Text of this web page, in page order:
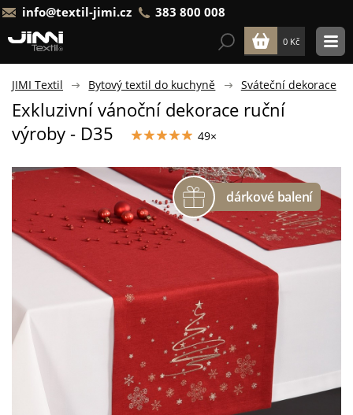
info@textil-jimi.cz 383 800 008
0 Kč
JIMI Textil Bytový textil do kuchyně Sváteční dekorace
Exkluzivní vánoční dekorace ruční
výroby - D35
49×